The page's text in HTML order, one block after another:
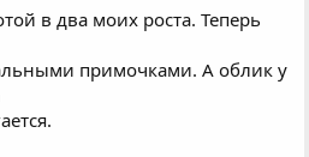
в два моих роста. Теперь
примочками. А облик у